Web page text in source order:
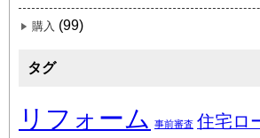
購入 (99)
タグ
リフォーム 事前審査 住宅ロ